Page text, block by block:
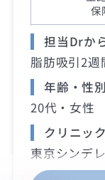
保
担当Drか
脂肪吸引2週
年齢・性別
20代・女性
クリニック
東京シンデ